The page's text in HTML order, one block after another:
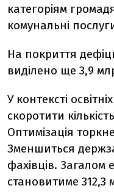
категоріям
комунальні
На покриття
виділено ще 3,9
У контексті
скоротити
Оптимізація
Зменшиться
фахівців. Загалом
становитиме 312,3